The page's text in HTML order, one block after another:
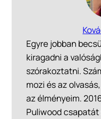
Egyre jobban
kiragadni a
szórakoztatni.
mozi és az
az élményeim.
Puliwood